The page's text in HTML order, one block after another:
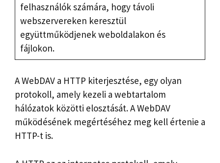
felhasználók számára, hogy távoli
webszervereken keresztül
együttműködjenek weboldalakon és
fájlokon.
A WebDAV a HTTP kiterjesztése, egy olyan
protokoll, amely kezeli a webtartalom
hálózatok közötti elosztását. A WebDAV
működésének megértéséhez meg kell értenie a
HTTP-t is.